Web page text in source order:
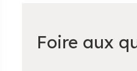
Foire aux